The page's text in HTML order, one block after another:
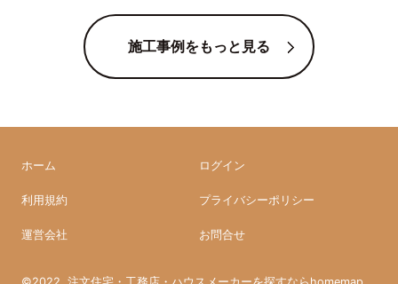
施工事例をもっと見る
ホーム ログイン
利用規約 プライバシーポリシー
運営会社 お問合せ